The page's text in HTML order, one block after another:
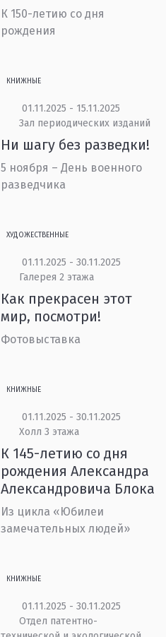
К 150-летию со дня
рождения
КНИЖНЫЕ
01.11.2025 - 15.11.2025
Зал периодических изданий
Ни шагу без разведки!
5 ноября – День военного
разведчика
ХУДОЖЕСТВЕННЫЕ
01.11.2025 - 30.11.2025
Галерея 2 этажа
Как прекрасен этот
мир, посмотри!
Фотовыставка
КНИЖНЫЕ
01.11.2025 - 30.11.2025
Холл 3 этажа
К 145-летию со дня
рождения Александра
Александровича Блока
Из цикла «Юбилеи
замечательных людей»
КНИЖНЫЕ
01.11.2025 - 30.11.2025
Отдел патентно-